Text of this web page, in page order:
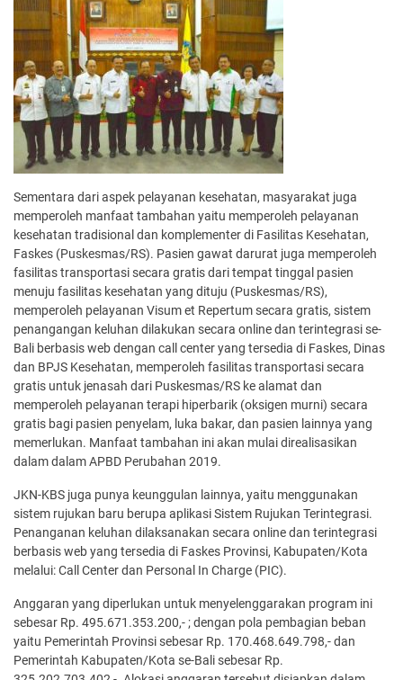
Sementara dari aspek pelayanan kesehatan, masyarakat juga
memperoleh manfaat tambahan yaitu memperoleh pelayanan
kesehatan tradisional dan komplementer di Fasilitas Kesehatan,
Faskes (Puskesmas/RS). Pasien gawat darurat juga memperoleh
fasilitas transportasi secara gratis dari tempat tinggal pasien
menuju fasilitas kesehatan yang dituju (Puskesmas/RS),
memperoleh pelayanan Visum et Repertum secara gratis, sistem
penangangan keluhan dilakukan secara online dan terintegrasi se-
Bali berbasis web dengan call center yang tersedia di Faskes, Dinas
dan BPJS Kesehatan, memperoleh fasilitas transportasi secara
gratis untuk jenasah dari Puskesmas/RS ke alamat dan
memperoleh pelayanan terapi hiperbarik (oksigen murni) secara
gratis bagi pasien penyelam, luka bakar, dan pasien lainnya yang
memerlukan. Manfaat tambahan ini akan mulai direalisasikan
dalam dalam APBD Perubahan 2019.
JKN-KBS juga punya keunggulan lainnya, yaitu menggunakan
sistem rujukan baru berupa aplikasi Sistem Rujukan Terintegrasi.
Penanganan keluhan dilaksanakan secara online dan terintegrasi
berbasis web yang tersedia di Faskes Provinsi, Kabupaten/Kota
melalui: Call Center dan Personal In Charge (PIC).
Anggaran yang diperlukan untuk menyelenggarakan program ini
sebesar Rp. 495.671.353.200,- ; dengan pola pembagian beban
yaitu Pemerintah Provinsi sebesar Rp. 170.468.649.798,- dan
Pemerintah Kabupaten/Kota se-Bali sebesar Rp.